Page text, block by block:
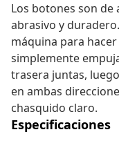
Los botones son
abrasivo y
máquina para hacer
simplemente
trasera juntas,
en ambas
chasquido claro.
Especificaciones